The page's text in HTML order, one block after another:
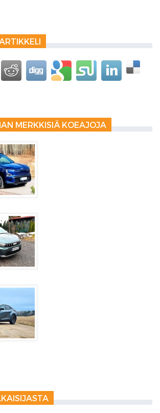
MERKKISIÄ KOEAJOJA